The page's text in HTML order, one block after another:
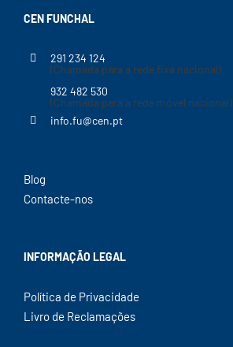
CEN FUNCHAL
291 234 124
(Chamada para a rede fixa nacional)
932 482 530
(Chamada para a rede móvel nacional)
info.fu@cen.pt
Blog
Contacte-nos
INFORMAÇÃO LEGAL
Política de Privacidade
Livro de Reclamações